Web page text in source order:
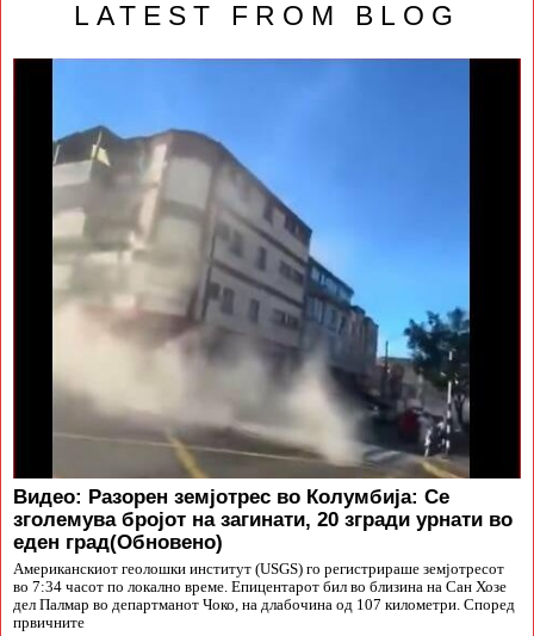
LATEST FROM BLOG
Видео: Разорен земјотрес во Колумбија: Се
зголемува бројот на загинати, 20 згради урнати во
еден град(Обновено)
Американскиот геолошки институт (USGS) го регистрираше земјотресот
во 7:34 часот по локално време. Епицентарот бил во близина на Сан Хозе
дел Палмар во департманот Чоко, на длабочина од 107 километри. Според
првичните